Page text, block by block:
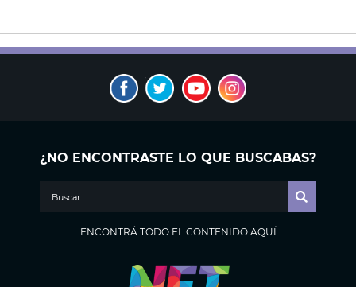
¿NO ENCONTRASTE LO QUE BUSCABAS?
ENCONTRÁ TODO EL CONTENIDO AQUÍ